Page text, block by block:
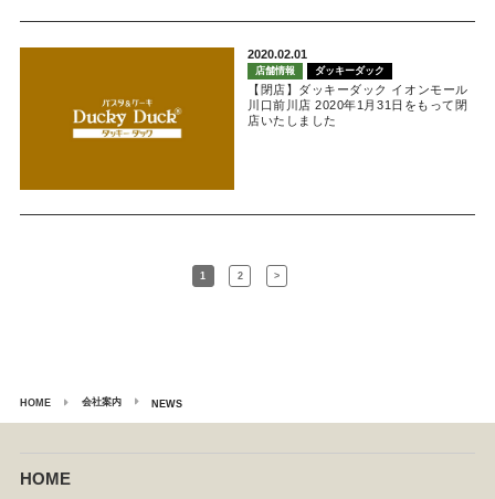
2020.02.01
店舗情報 ダッキーダック
【閉店】ダッキーダック イオンモール
川口前川店 2020年1月31日をもって閉
店いたしました
1 2 >
HOME 会社案内 NEWS
HOME